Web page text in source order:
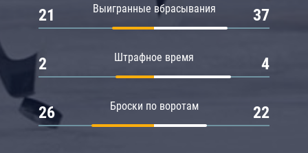
Выигранные вбрасывания
21 37
Штрафное время
2 4
Броски по воротам
26 22